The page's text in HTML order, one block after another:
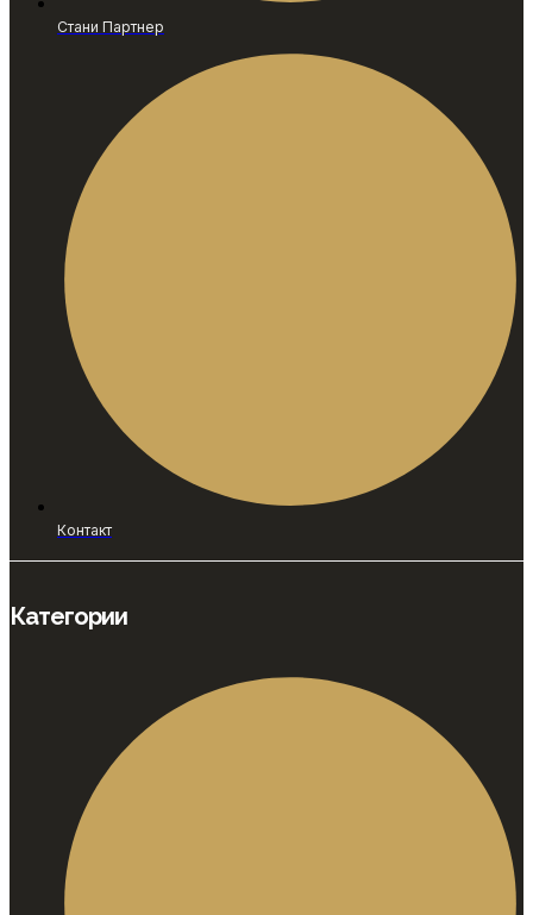
Стани Партнер
Контакт
Категории